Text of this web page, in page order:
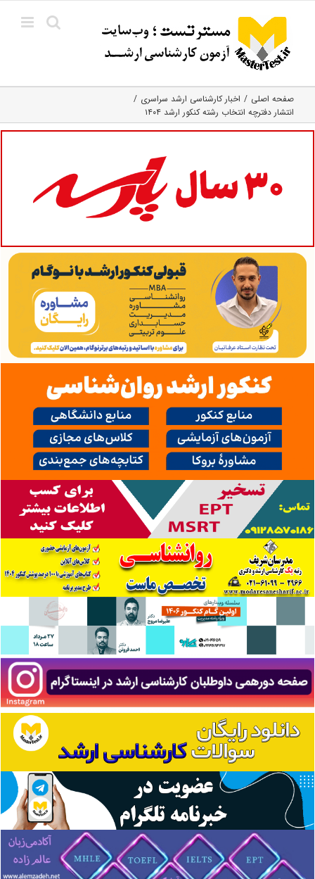
content
صفحه اصلی
اخبار کارشناسی ارشد سراسری
انتشار دفترچه انتخاب رشته کنکور ارشد ۱۴۰۴